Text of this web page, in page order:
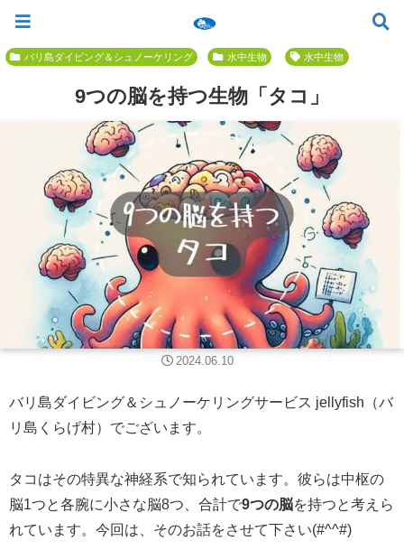
バリ島でいちばん優しい初心者専門 ≫
バリ島ダイビング＆シュノーケリング 水中生物 水中生物
9つの脳を持つ生物「タコ」
2024.06.10
バリ島ダイビング＆シュノーケリングサービス jellyfish（バ
リ島くらげ村）でございます。
タコはその特異な神経系で知られています。彼らは中枢の
脳1つと各腕に小さな脳8つ、合計で9つの脳を持つと考えら
れています。今回は、そのお話をさせて下さい(#^^#)